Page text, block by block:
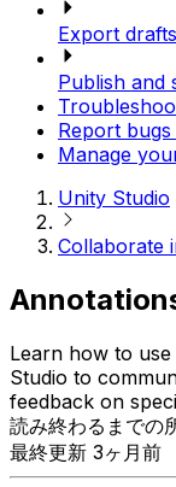
Export
Publish and
Report
Manage
Unity Studio
Collaborate
Learn how to
Studio to
feedback on
読み終わるまでの
最終更新 3ヶ月前